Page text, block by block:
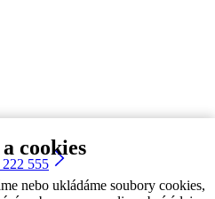
cookies
nebo ukládáme soubory cookies,
555